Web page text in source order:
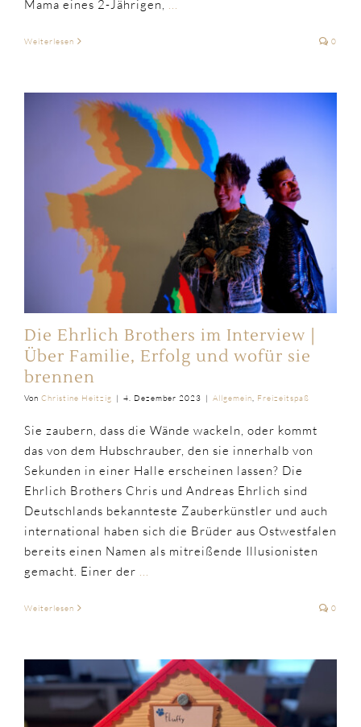
Mama eines 2-Jährigen, ...
Weiterlesen 0
Die Ehrlich Brothers im Interview |
Über Familie, Erfolg und wofür sie
brennen
Von Christine Heitzig | 4. Dezember 2023 | Allgemein Freizeitspaß
Sie zaubern, dass die Wände wackeln, oder kommt
das von dem Hubschrauber, den sie innerhalb von
Sekunden in einer Halle erscheinen lassen? Die
Ehrlich Brothers Chris und Andreas Ehrlich sind
Deutschlands bekannteste Zauberkünstler und auch
international haben sich die Brüder aus Ostwestfalen
bereits einen Namen als mitreißende Illusionisten
gemacht. Einer der
Weiterlesen 0